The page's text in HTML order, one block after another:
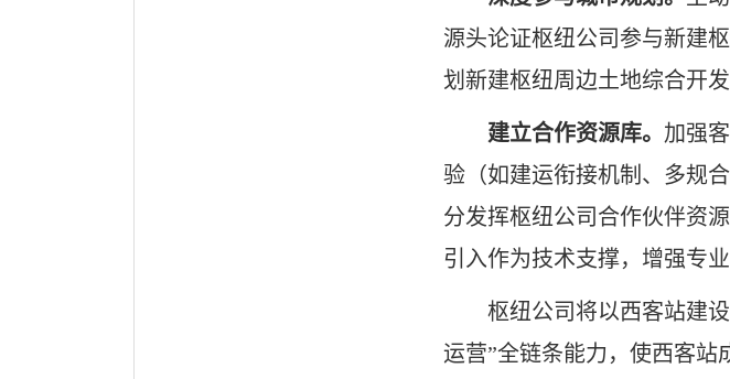
源头论证枢纽公司参与新建
划新建枢纽周边土地综合开发
建立合作资源库。 加强
验（如建运衔接机制、多规
分发挥枢纽公司合作伙伴资
引入作为技术支撑，增强专业
枢纽公司将以西客站建
运营”全链条能力，使西客站